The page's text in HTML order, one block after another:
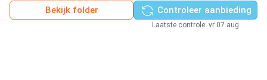
Bekijk folder
Controleer aanbieding
Laatste controle: vr 07 aug